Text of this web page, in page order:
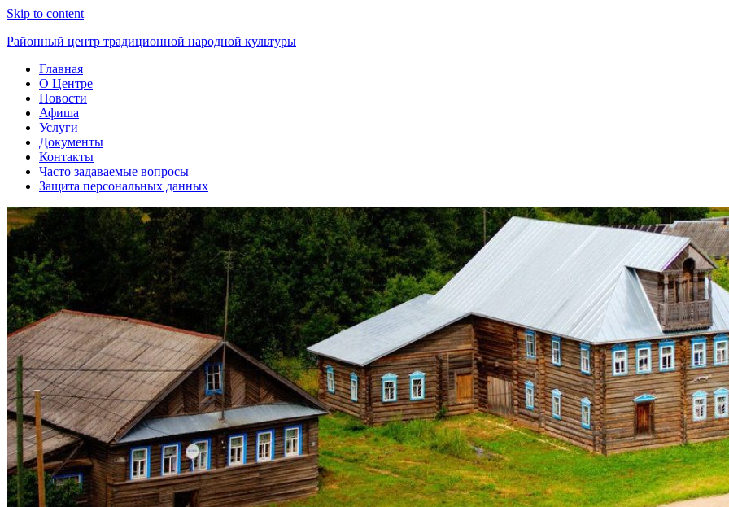
Skip to content
Районный центр традиционной народной культуры
Главная
О Центре
Новости
Афиша
Услуги
Документы
Контакты
Часто задаваемые вопросы
Защита персональных данных